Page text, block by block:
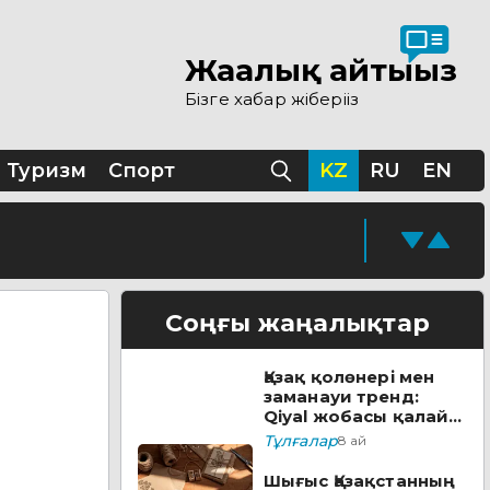
Жаңалық айтыңыз
Бізге хабар жіберіңіз
Туризм Спорт KZ RU EN
табылды
жүріп жатыр
қосады
болады
Соңғы жаңалықтар
Қазақ қолөнері мен
заманауи тренд:
Qiyal жобасы қалай
әлеуметтік лифтке
айналды?
Тұлғалар8 ай
Шығыс Қазақстанның